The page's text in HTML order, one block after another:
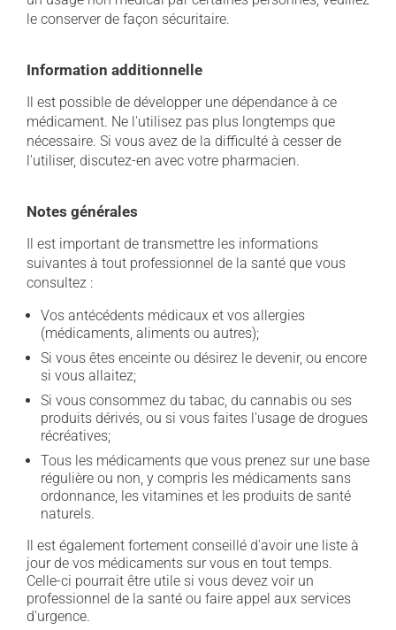
le conserver de façon sécuritaire.
Information additionnelle
Il est possible de développer une dépendance à ce
médicament. Ne l'utilisez pas plus longtemps que
nécessaire. Si vous avez de la difficulté à cesser de
l'utiliser, discutez-en avec votre pharmacien.
Notes générales
Il est important de transmettre les informations
suivantes à tout professionnel de la santé que vous
consultez :
Vos antécédents médicaux et vos allergies
(médicaments, aliments ou autres);
Si vous êtes enceinte ou désirez le devenir, ou encore
si vous allaitez;
Si vous consommez du tabac, du cannabis ou ses
produits dérivés, ou si vous faites l'usage de drogues
récréatives;
Tous les médicaments que vous prenez sur une base
régulière ou non, y compris les médicaments sans
ordonnance, les vitamines et les produits de santé
naturels.
Il est également fortement conseillé d'avoir une liste à
jour de vos médicaments sur vous en tout temps.
Celle-ci pourrait être utile si vous devez voir un
professionnel de la santé ou faire appel aux services
d'urgence.